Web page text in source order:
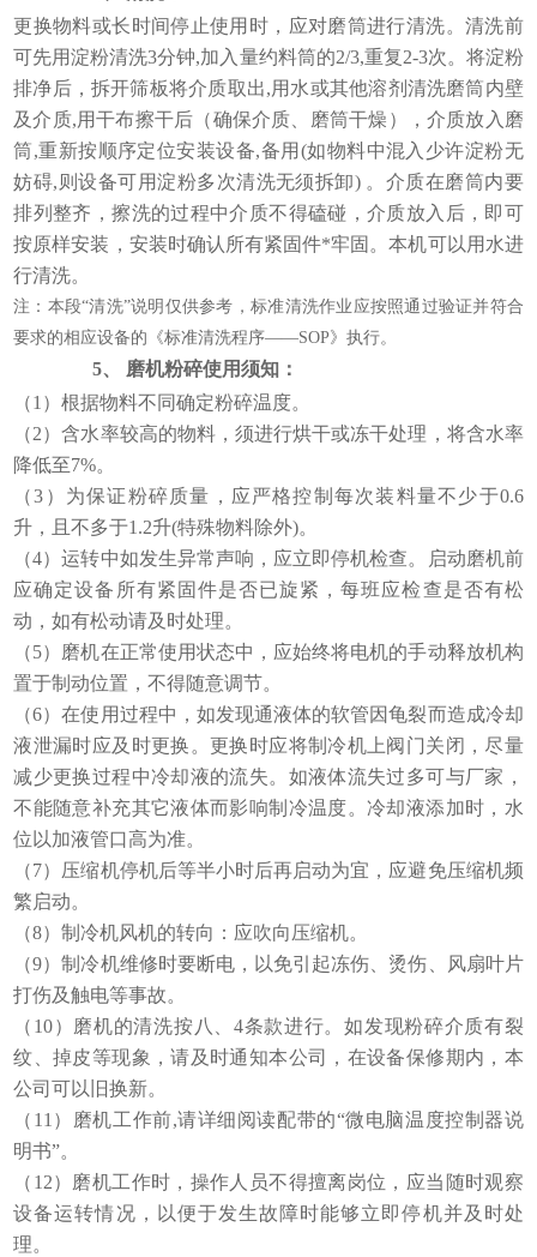
更换物料或长时间停止使用时，应对磨筒进行清洗。清洗前
可先用淀粉清洗3分钟,加入量约料筒的2/3,重复2-3次。将淀粉
排净后，拆开筛板将介质取出,用水或其他溶剂清洗磨筒内壁
及介质,用干布擦干后（确保介质、磨筒干燥），介质放入磨
筒,重新按顺序定位安装设备,备用(如物料中混入少许淀粉无
妨碍,则设备可用淀粉多次清洗无须拆卸) 。介质在磨筒内要
排列整齐，擦洗的过程中介质不得磕碰，介质放入后，即可
按原样安装，安装时确认所有紧固件*牢固。本机可以用水进
行清洗。
注：本段“清洗”说明仅供参考，标准清洗作业应按照通过验证并符合
要求的相应设备的《标准清洗程序——SOP》执行。
5、
磨机粉碎使用须知：
（1）根据物料不同确定粉碎温度。
（2）含水率较高的物料，须进行烘干或冻干处理，将含水率
降低至7%。
（3）为保证粉碎质量，应严格控制每次装料量不少于0.6
升，且不多于1.2升(特殊物料除外)。
（4）运转中如发生异常声响，应立即停机检查。启动磨机前
应确定设备所有紧固件是否已旋紧，每班应检查是否有松
动，如有松动请及时处理。
（5）磨机在正常使用状态中，应始终将电机的手动释放机构
置于制动位置，不得随意调节。
（6）在使用过程中，如发现通液体的软管因龟裂而造成冷却
液泄漏时应及时更换。更换时应将制冷机上阀门关闭，尽量
减少更换过程中冷却液的流失。如液体流失过多可与厂家，
不能随意补充其它液体而影响制冷温度。冷却液添加时，水
位以加液管口高为准。
（7）压缩机停机后等半小时后再启动为宜，应避免压缩机频
繁启动。
（8）制冷机风机的转向：应吹向压缩机。
（9）制冷机维修时要断电，以免引起冻伤、烫伤、风扇叶片
打伤及触电等事故。
（10）磨机的清洗按八、4条款进行。如发现粉碎介质有裂
纹、掉皮等现象，请及时通知本公司，在设备保修期内，本
公司可以旧换新。
（11）磨机工作前,请详细阅读配带的“微电脑温度控制器说
明书”。
（12）磨机工作时，操作人员不得擅离岗位，应当随时观察
设备运转情况，以便于发生故障时能够立即停机并及时处
理。